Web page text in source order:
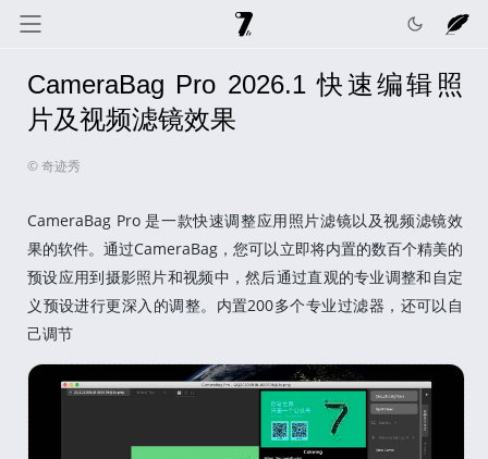
奇迹秀 关于我 记录线
色彩库
CameraBag Pro 2026.1 快速编辑照
片及视频滤镜效果
© 奇迹秀
CameraBag Pro 是一款快速调整应用照片滤镜以及视频滤镜效
果的软件。通过CameraBag，您可以立即将内置的数百个精美的
预设应用到摄影照片和视频中，然后通过直观的专业调整和自定
义预设进行更深入的调整。内置200多个专业过滤器，还可以自
己调节